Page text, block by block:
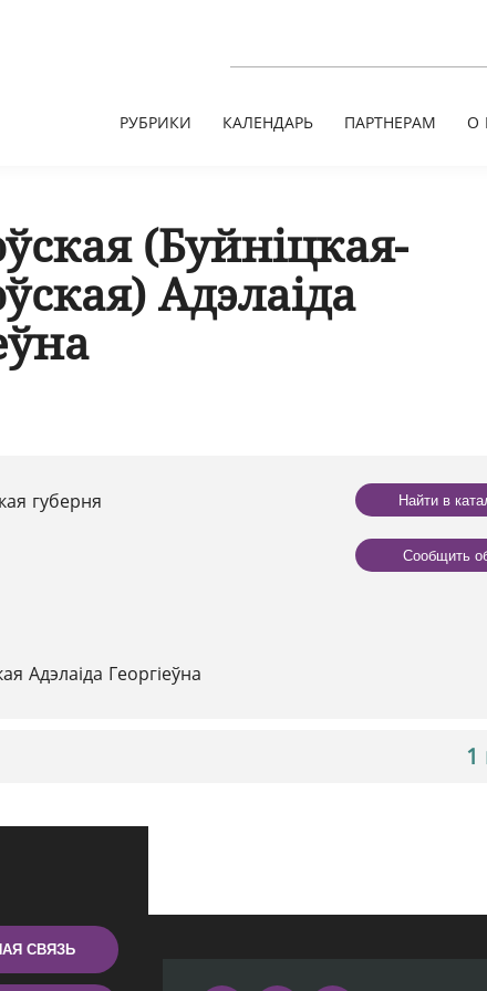
РУБРИКИ КАЛЕНДАРЬ ПАРТНЕРАМ О
(Буйніцкая-
Адэлаіда
губерня
Адэлаіда Георгіеўна
Найти в
Сообщить
1
СВЯЗЬ